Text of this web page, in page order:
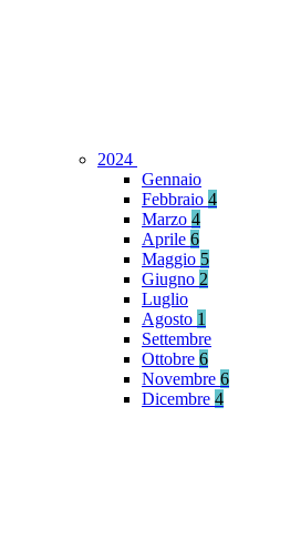
2024
Gennaio
Febbraio 4
Marzo 4
Aprile 6
Maggio 5
Giugno 2
Luglio
Agosto 1
Settembre
Ottobre 6
Novembre 6
Dicembre 4